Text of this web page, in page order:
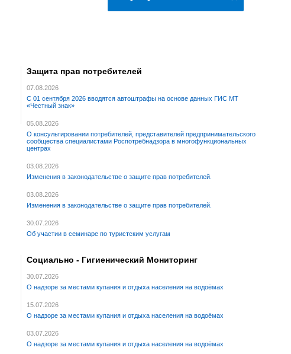
Защита прав потребителей
07.08.2026
С 01 сентября 2026 вводятся автоштрафы на основе данных ГИС МТ
«Честный знак»
05.08.2026
О консультировании потребителей, представителей предпринимательского
сообщества специалистами Роспотребнадзора в многофункциональных
центрах
03.08.2026
Изменения в законодательстве о защите прав потребителей.
03.08.2026
Изменения в законодательстве о защите прав потребителей.
30.07.2026
Об участии в семинаре по туристским услугам
Социально - Гигиенический Мониторинг
30.07.2026
О надзоре за местами купания и отдыха населения на водоёмах
15.07.2026
О надзоре за местами купания и отдыха населения на водоёмах
03.07.2026
О надзоре за местами купания и отдыха населения на водоёмах